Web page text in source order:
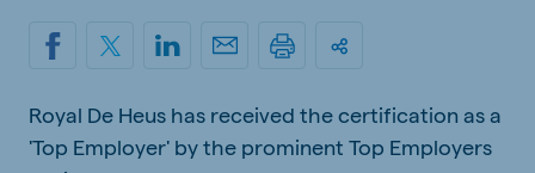
Royal De Heus has received the certification as a
'Top Employer' by the prominent Top Employers